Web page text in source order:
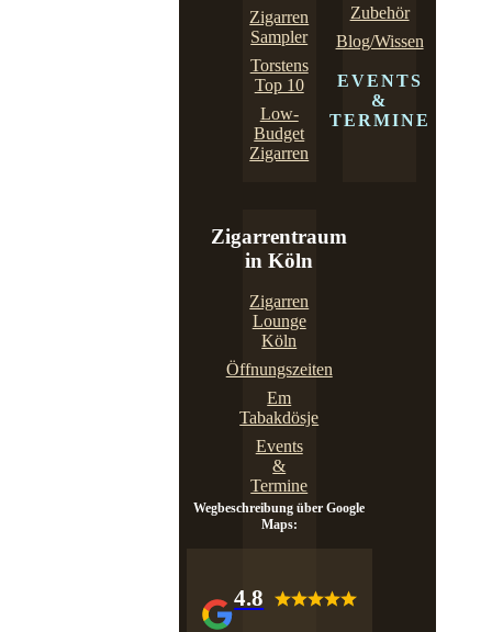
Zigarren
Sampler
Torstens
Top 10
Low-
Budget
Zigarren
Zubehör
Blog/Wissen
EVENTS
&
TERMINE
Zigarrentraum
in Köln
Zigarren
Lounge
Köln
Öffnungszeiten
Em
Tabakdösje
Events
&
Termine
Wegbeschreibung über Google
Maps:
4.8